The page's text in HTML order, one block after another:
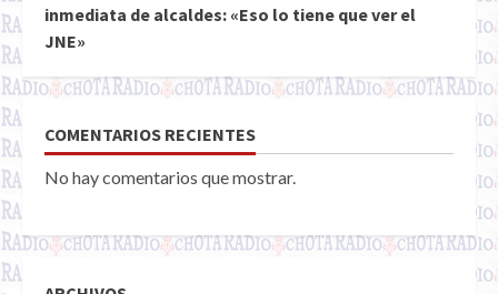
inmediata de alcaldes: «Eso lo tiene que ver el
JNE»
COMENTARIOS RECIENTES
No hay comentarios que mostrar.